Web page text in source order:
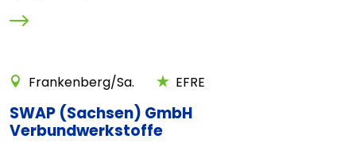
Frankenberg/Sa. EFRE
SWAP (Sachsen) GmbH
Verbundwerkstoffe